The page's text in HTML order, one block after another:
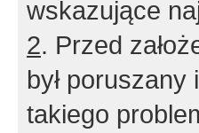
wskazujące
2. Przed
był
takiego